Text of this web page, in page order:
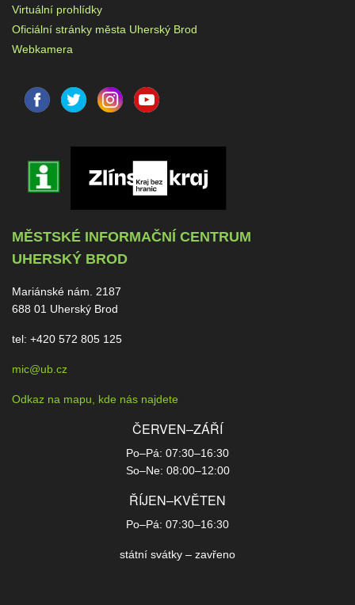
Virtuální prohlídky
Oficiální stránky města Uherský Brod
Webkamera
MĚSTSKÉ INFORMAČNÍ CENTRUM
UHERSKÝ BROD
Mariánské nám. 2187
688 01 Uherský Brod
tel: +420 572 805 125
mic@ub.cz
Odkaz na mapu, kde nás najdete
ČERVEN–ZÁŘÍ
Po–Pá: 07:30–16:30
So–Ne: 08:00–12:00
ŘÍJEN–KVĚTEN
Po–Pá: 07:30–16:30
státní svátky – zavřeno